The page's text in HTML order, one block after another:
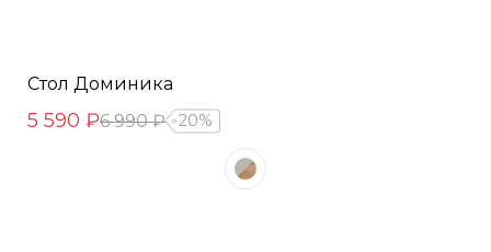
Стол Доминика
5 590 ₽6 990 ₽ 20%